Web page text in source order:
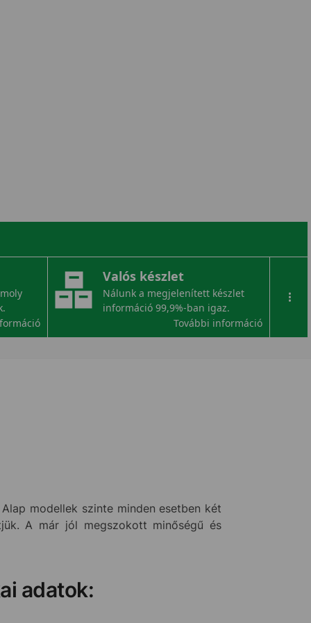
Valós készlet
Nálunk a megjelenített készlet
információ 99,9%-ban igaz.
További információ
...
modellek szinte minden esetben két
A már jól megszokott minőségű és
adatok: